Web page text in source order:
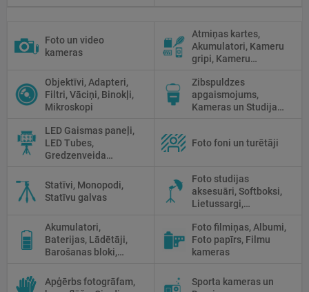
Foto un video
kameras
Atmiņas kartes,
Akumulatori, Kameru
gripi, Kameru
tīrīšanai
Objektīvi, Adapteri,
Filtri, Vāciņi, Binokļi,
Mikroskopi
Zibspuldzes
apgaismojums,
Kameras un Studijas
LED Gaismas paneļi,
LED Tubes,
Gredzenveida
Prožektori,
Fluorescējošās,
Halogānās
Foto foni un turētāji
Statīvi, Monopodi,
Statīvu galvas
Foto studijas
aksesuāri, Softboksi,
Lietussargi,
Priekšmetu galdi
Akumulatori,
Baterijas, Lādētāji,
Barošanas bloki,
Foto filmiņas, Albumi,
Foto papīrs, Filmu
kameras
Apģērbs fotogrāfam,
Sporta kameras un